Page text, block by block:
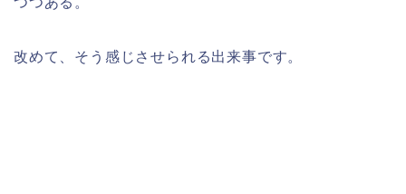
改めて、そう感じさせられる出来事です。